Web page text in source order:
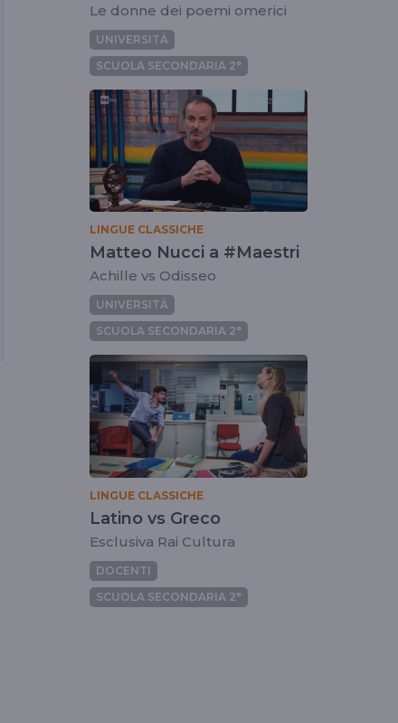
Le donne dei poemi omerici
UNIVERSITÀ
SCUOLA SECONDARIA 2°
LINGUE CLASSICHE
Matteo Nucci a #Maestri
Achille vs Odisseo
UNIVERSITÀ
SCUOLA SECONDARIA 2°
LINGUE CLASSICHE
Latino vs Greco
Esclusiva Rai Cultura
DOCENTI
SCUOLA SECONDARIA 2°